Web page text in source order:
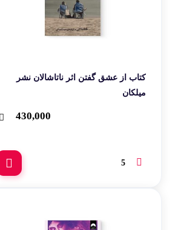
کتاب از عشق گفتن اثر ناتاشالان نشر
میلکان
430,000
5